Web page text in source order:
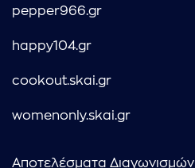
pepper966.gr
happy104.gr
cookout.skai.gr
womenonly.skai.gr
Αποτελέσματα Διαγωνισμών